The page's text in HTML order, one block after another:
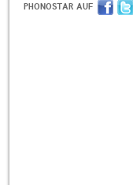
PHONOSTAR AUF